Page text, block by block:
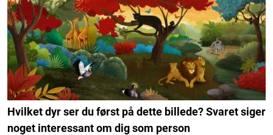
Hvilket dyr ser du først på dette billede? Svaret siger
noget interessant om dig som person